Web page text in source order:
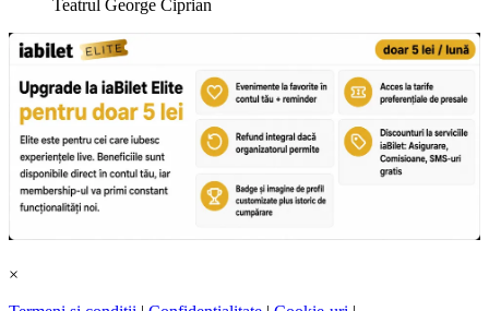
Teatrul George Ciprian
×